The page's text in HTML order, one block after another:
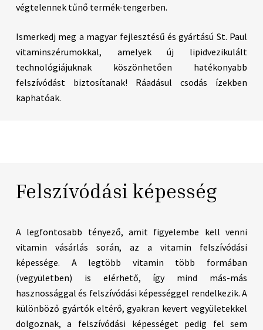
végtelennek tűnő termék-tengerben.
Ismerkedj meg a magyar fejlesztésű és gyártású St. Paul
vitaminszérumokkal, amelyek új lipidvezikulált
technológiájuknak köszönhetően hatékonyabb
felszívódást biztosítanak! Ráadásul csodás ízekben
kaphatóak.
Felszívódási képesség
A legfontosabb tényező, amit figyelembe kell venni
vitamin vásárlás során, az a vitamin felszívódási
képessége. A legtöbb vitamin több formában
(vegyületben) is elérhető, így mind más-más
hasznossággal és felszívódási képességgel rendelkezik. A
különböző gyártók eltérő, gyakran kevert vegyületekkel
dolgoznak, a felszívódási képességet pedig fel sem